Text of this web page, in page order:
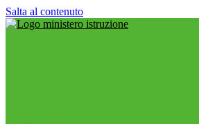
Salta al contenuto